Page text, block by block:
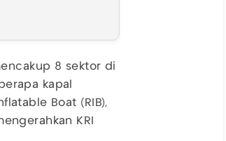
8 sektor di
kapal
Boat (RIB),
KRI